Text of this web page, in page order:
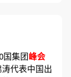
国集团峰会
代表中国出